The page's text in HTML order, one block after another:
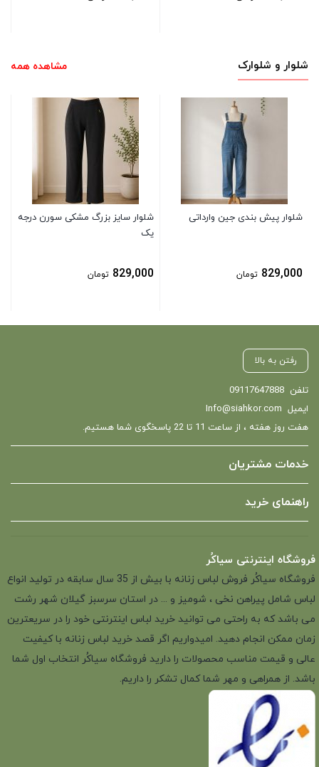
شلوار و شلوارک مشاهده همه
شلوار پیش بندی جین وارداتی
829,000 تومان
شلوار سایز بزرگ مشکی سورن درجه
یک
829,000 تومان
رفتن به بالا
تلفن 09117647888
ایمیل Info@siahkor.com
هفت روز هفته ، از ساعت 11 تا 22 پاسخگوی شما هستیم.
خدمات مشتریان
راهنمای خرید
فروشگاه اینترنتی سیاکُر
فروشگاه سیاکُر فروش لباس زنانه با بیش از 35 سال سابقه در تولید انواع
لباس شامل پیراهن نخی ، شومیز و ... در استان سرسبز گیلان شهر رشت
می باشد که به راحتی می توانید خرید لباس اینترنتی خود را در سریعترین
زمان ممکن انجام دهید. امیدواریم اگر قصد خرید لباس زنانه با کیفیت
عالی و قیمت مناسب محصولات را دارید فروشگاه سیاکُر انتخاب اول شما
باشد. از همراهی و مهر شما کمال تشکر را داریم.